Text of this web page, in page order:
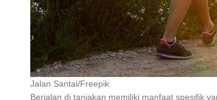
Jalan Santai/Freepik
Berjalan di tanjakan memiliki manfaat spesifik